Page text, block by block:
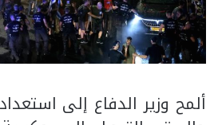
ألمح وزير الدفاع إلى